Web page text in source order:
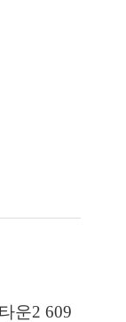
운2 609